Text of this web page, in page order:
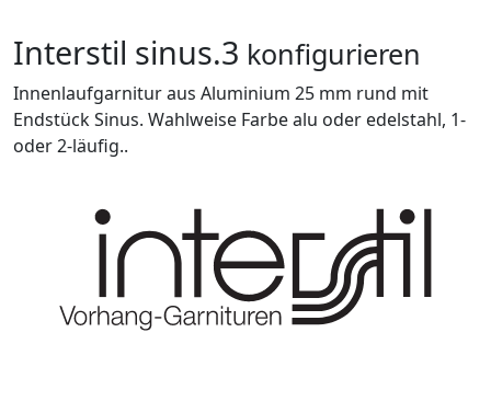
Interstil sinus.3 konfigurieren
Innenlaufgarnitur aus Aluminium 25 mm rund mit
Endstück Sinus. Wahlweise Farbe alu oder edelstahl, 1-
oder 2-läufig..